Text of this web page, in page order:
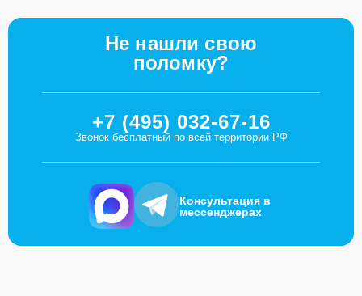
Не нашли свою
поломку?
+7 (495) 032-67-16
Звонок бесплатный по всей территории РФ
Консультация в
мессенджерах